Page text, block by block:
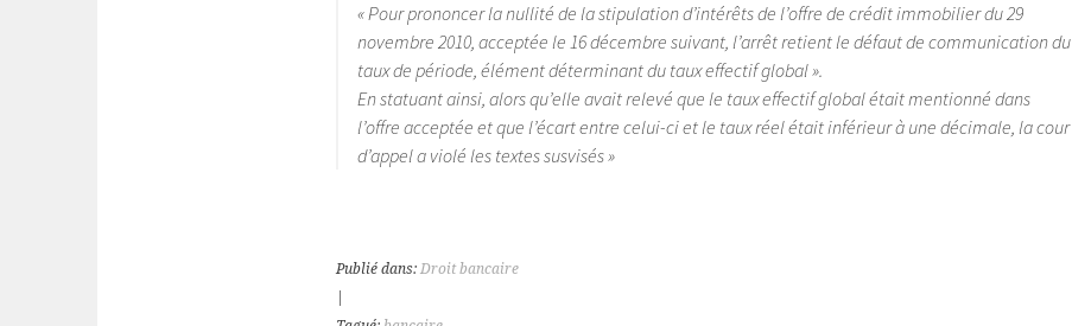
« Pour prononcer la nullité de la stipulation d’intérêts de l’offre de crédit immobilier du 29
novembre 2010, acceptée le 16 décembre suivant, l’arrêt retient le défaut de communication du
taux de période, élément déterminant du taux effectif global ».
En statuant ainsi, alors qu’elle avait relevé que le taux effectif global était mentionné dans
l’offre acceptée et que l’écart entre celui-ci et le taux réel était inférieur à une décimale, la cour
d’appel a violé les textes susvisés »
Publié dans: Droit bancaire